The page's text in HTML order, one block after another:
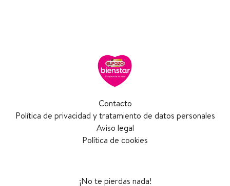
Contacto
Política de privacidad y tratamiento de datos personales
Aviso legal
Política de cookies
¡No te pierdas nada!